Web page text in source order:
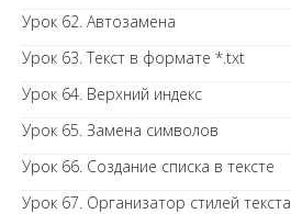
Урок 62. Автозамена
Урок 63. Текст в формате *.txt
Урок 64. Верхний индекс
Урок 65. Замена символов
Урок 66. Создание списка в тексте
Урок 67. Организатор стилей текста